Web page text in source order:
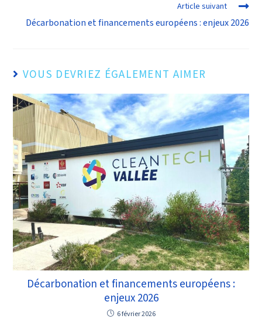
Article suivant
Décarbonation et financements européens : enjeux 2026
VOUS DEVRIEZ ÉGALEMENT AIMER
Décarbonation et financements européens :
enjeux 2026
6 février 2026